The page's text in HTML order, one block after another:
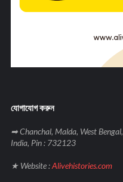
যোগাযোগ করুন
➡ Chanchal, Malda, West Bengal,
India, Pin : 732123
★ Website :Alivehistories.com